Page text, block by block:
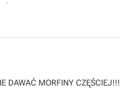
DAWAĆ MORFINY CZĘŚCIEJ!!!